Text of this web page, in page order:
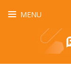
MENU